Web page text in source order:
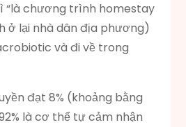
“là chương trình homestay
ở lại nhà dân địa phương)
và đi về trong
đạt 8% (khoảng bằng
là cơ thể tự cảm nhận